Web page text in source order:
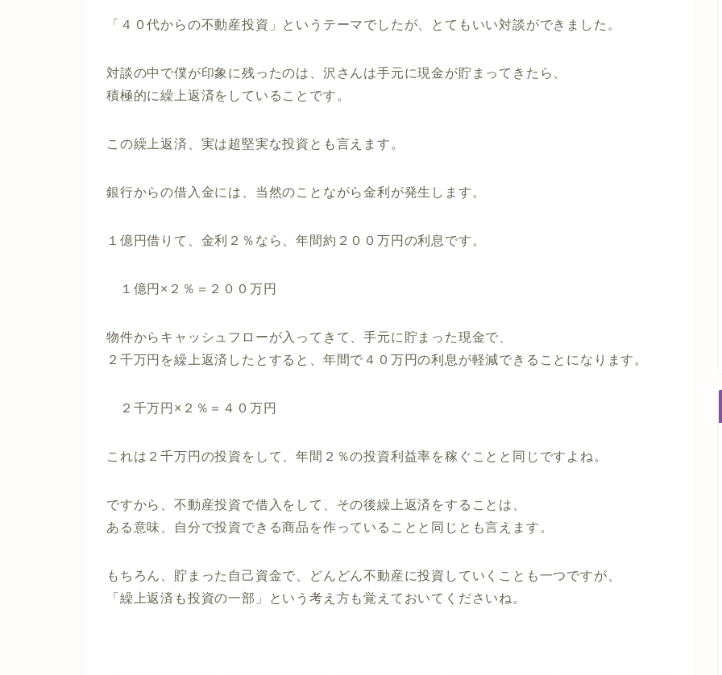
「４０代からの不動産投資」というテーマでしたが、とてもいい対談ができました。
対談の中で僕が印象に残ったのは、沢さんは手元に現金が貯まってきたら、
積極的に繰上返済をしていることです。
この繰上返済、実は超堅実な投資とも言えます。
銀行からの借入金には、当然のことながら金利が発生します。
１億円借りて、金利２％なら、年間約２００万円の利息です。
１億円×２％＝２００万円
物件からキャッシュフローが入ってきて、手元に貯まった現金で、
２千万円を繰上返済したとすると、年間で４０万円の利息が軽減できることになります。
２千万円×２％＝４０万円
これは２千万円の投資をして、年間２％の投資利益率を稼ぐことと同じですよね。
ですから、不動産投資で借入をして、その後繰上返済をすることは、
ある意味、自分で投資できる商品を作っていることと同じとも言えます。
もちろん、貯まった自己資金で、どんどん不動産に投資していくことも一つですが、
「繰上返済も投資の一部」という考え方も覚えておいてくださいね。